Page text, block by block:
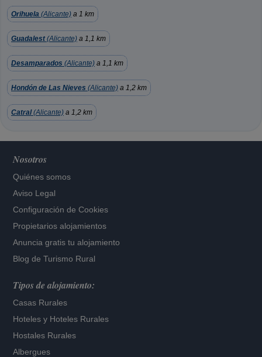
Orihuela (Alicante) a 1 km
Guadalest(Alicante) a 1,1 km
Desamparados (Alicante) a 1,1 km
Hondón de Las Nieves (Alicante) a 1,2 km
Catral(Alicante) a 1,2 km
Nosotros
Quiénes somos
Aviso Legal
Configuración de Cookies
Propietarios alojamientos
Anuncia gratis tu alojamiento
Blog de Turismo Rural
Tipos de alojamiento:
Casas Rurales
Hoteles y Hoteles Rurales
Hostales Rurales
Albergues